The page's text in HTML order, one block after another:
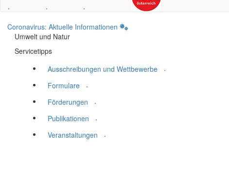
.
.
.
Coronavirus: Aktuelle Informationen
Umwelt und Natur
Servicetipps
Ausschreibungen und Wettbewerbe
.
Formulare
.
Förderungen
.
Publikationen
.
Veranstaltungen
.